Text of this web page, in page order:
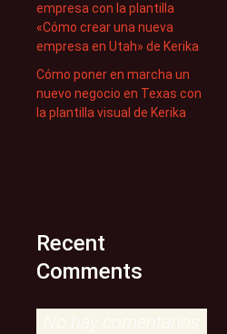
empresa con la plantilla
«Cómo crear una nueva
empresa en Utah» de Kerika
Cómo poner en marcha un
nuevo negocio en Texas con
la plantilla visual de Kerika
Recent
Comments
No hay comentarios